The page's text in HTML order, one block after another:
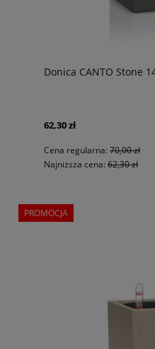
Donica CANTO Stone
62,30 zł
Cena regularna: 70,00 zł
Najniższa cena: 62,30 zł
PROMOCJA